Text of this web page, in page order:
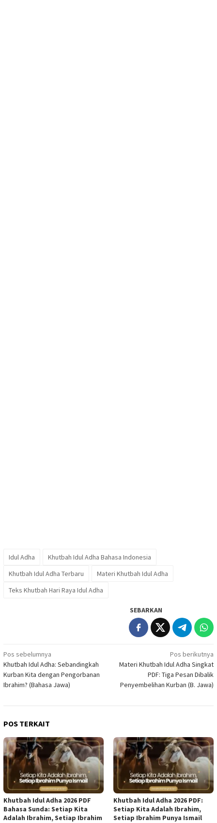
Idul Adha
Khutbah Idul Adha Bahasa Indonesia
Khutbah Idul Adha Terbaru
Materi Khutbah Idul Adha
Teks Khutbah Hari Raya Idul Adha
SEBARKAN
Navigasi
pos
Pos sebelumnya
Khutbah Idul Adha: Sebandingkah
Kurban Kita dengan Pengorbanan
Ibrahim? (Bahasa Jawa)
Pos berikutnya
Materi Khutbah Idul Adha Singkat
PDF: Tiga Pesan Dibalik
Penyembelihan Kurban (B. Jawa)
POS TERKAIT
Khutbah Idul Adha 2026 PDF
Bahasa Sunda: Setiap Kita
Adalah Ibrahim, Setiap Ibrahim
Khutbah Idul Adha 2026 PDF:
Setiap Kita Adalah Ibrahim,
Setiap Ibrahim Punya Ismail